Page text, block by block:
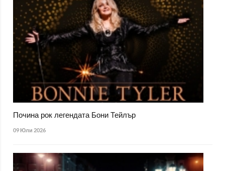
Почина рок легендата Бони Тейлър
09 Юли 2026